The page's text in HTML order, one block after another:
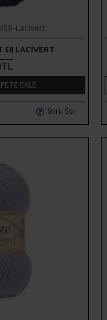
Lacivert
58 LACIVERT
EKLE
Soru Sor